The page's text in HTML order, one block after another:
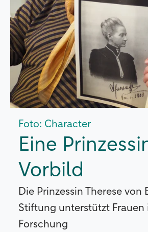
Foto: Character
Eine
Vorbild
Die Prinzessin Therese von
Stiftung unterstützt Frauen
Forschung